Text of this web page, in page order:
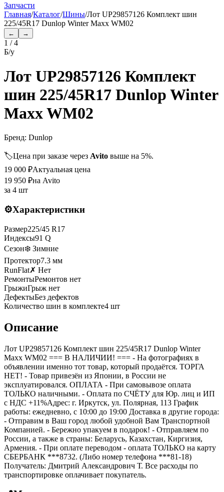
Запчасти
Главная/Каталог/Шины/Лот UP29857126 Комплект шин
225/45R17 Dunlop Winter Maxx WM02
← →
1 /4
Б/у
Лот UP29857126 Комплект
шин 225/45R17 Dunlop Winter
Maxx WM02
Бренд: Dunlop
🏷️Цена при заказе через Avito выше на 5%.
19 000 ₽Актуальная цена
19 950 ₽на Avito
за 4 шт
⚙️Характеристики
Размер225/45 R17
Индексы91 Q
Сезон❄️ Зимние
Протектор7.3 мм
RunFlat✗ Нет
РемонтыРемонтов нет
ГрыжиГрыж нет
ДефектыБез дефектов
Количество шин в комплекте4 шт
Описание
Лот UP29857126 Комплект шин 225/45R17 Dunlop Winter
Maxx WM02 === B НАЛИЧИИ! === - На фотографиях в
объявлении именно тот товар, который продаётся. ТОРГА
НЕТ! - Товар привезён из Японии, в России не
эксплуатировался. ОПЛАТА - При самовывозе оплата
ТОЛЬКО наличными. - Оплата по СЧЁТУ для Юр. лиц и ИП
с НДС +11%Адрес: г. Иркутск, ул. Полярная, 113 График
работы: ежедневно, с 10:00 до 19:00 Доставка в другие города:
- Отправим в Ваш город любой удобной Вам Транспортной
Компанией. - Бережно упакуем в подарок! - Отправляем по
России, а также в страны: Беларусь, Казахстан, Киргизия,
Армения. - При оплате переводом - оплата ТОЛЬКО на карту
СБЕРБАНК ***8732. (Либо номер телефона ***81-18)
Получатель: Дмитрий Александрович Т. Все расходы по
транспортировке оплачивает покупатель.